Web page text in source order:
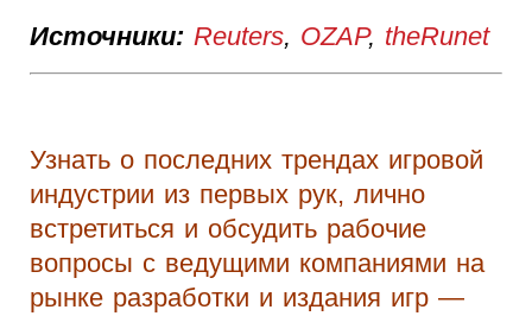
Источники: Reuters, OZAP, theRunet
Узнать о последних трендах игровой
индустрии из первых рук, лично
встретиться и обсудить рабочие
вопросы с ведущими компаниями на
рынке разработки и издания игр —